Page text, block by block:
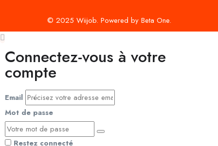
© 2025 Wiijob. Powered by Beta One.
Connectez-vous à votre
compte
Email
Mot de passe
Restez connecté